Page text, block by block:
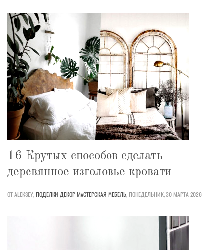
16 Крутых способов сделать
деревянное изголовье кровати
ОТ ALEKSEY,ПОДЕЛКИ ДЕКОРМАСТЕРСКАЯ МЕБЕЛЬ,ПОНЕДЕЛЬНИК, 30 МАРТА 2026